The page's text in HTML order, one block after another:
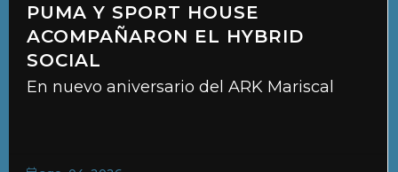
PUMA Y SPORT HOUSE
ACOMPAÑARON EL HYBRID
SOCIAL
En nuevo aniversario del ARK Mariscal